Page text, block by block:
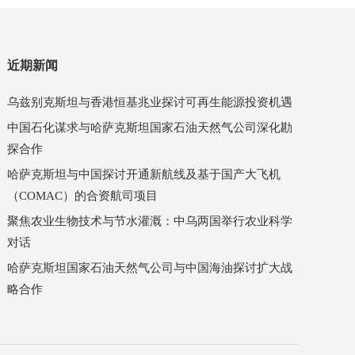
近期新闻
乌兹别克斯坦与香港恒基兆业探讨可再生能源投资机遇
中国石化谋求与哈萨克斯坦国家石油天然气公司深化勘
探合作
哈萨克斯坦与中国探讨开通新航线及基于国产大飞机
（COMAC）的合资航司项目
聚焦农业生物技术与节水灌溉：中乌两国举行农业科学
对话
哈萨克斯坦国家石油天然气公司与中国海油探讨扩大战
略合作